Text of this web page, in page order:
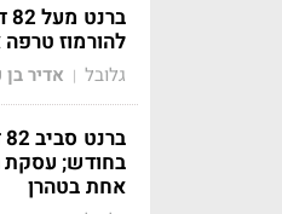
להורמוז
גלובל | אדיר
בחודש; עסקת
אחת בטהרן